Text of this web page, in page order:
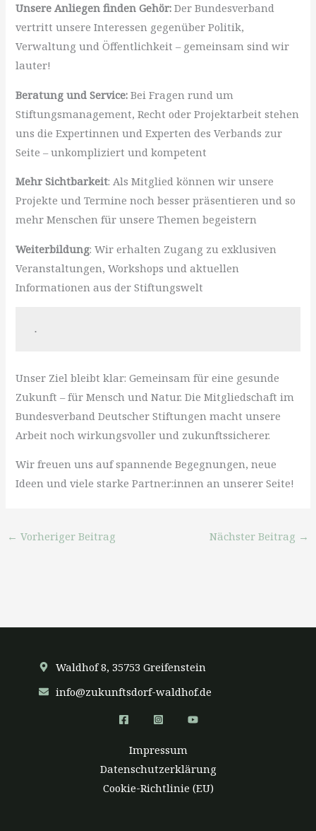
Unsere Anliegen finden Gehör: Der Bundesverband
vertritt unsere Interessen gegenüber Politik,
Verwaltung und Öffentlichkeit – gemeinsam sind wir
lauter!
Beratung und Service: Bei Fragen rund um
Stiftungsmanagement, Recht oder Projektarbeit stehen
uns die Expertinnen und Experten des Verbands zur
Seite – unkompliziert und kompetent
Mehr Sichtbarkeit: Als Mitglied können wir unsere
Projekte und Termine noch besser präsentieren und so
mehr Menschen für unsere Themen begeistern
Weiterbildung: Wir erhalten Zugang zu exklusiven
Veranstaltungen, Workshops und aktuellen
Informationen aus der Stiftungswelt
.
Unser Ziel bleibt klar: Gemeinsam für eine gesunde
Zukunft – für Mensch und Natur. Die Mitgliedschaft im
Bundesverband Deutscher Stiftungen macht unsere
Arbeit noch wirkungsvoller und zukunftssicherer.
Wir freuen uns auf spannende Begegnungen, neue
Ideen und viele starke Partner:innen an unserer Seite!
← Vorheriger Beitrag Nächster Beitrag →
Waldhof 8, 35753 Greifenstein
info@zukunftsdorf-waldhof.de
Impressum
Datenschutzerklärung
Cookie-Richtlinie (EU)